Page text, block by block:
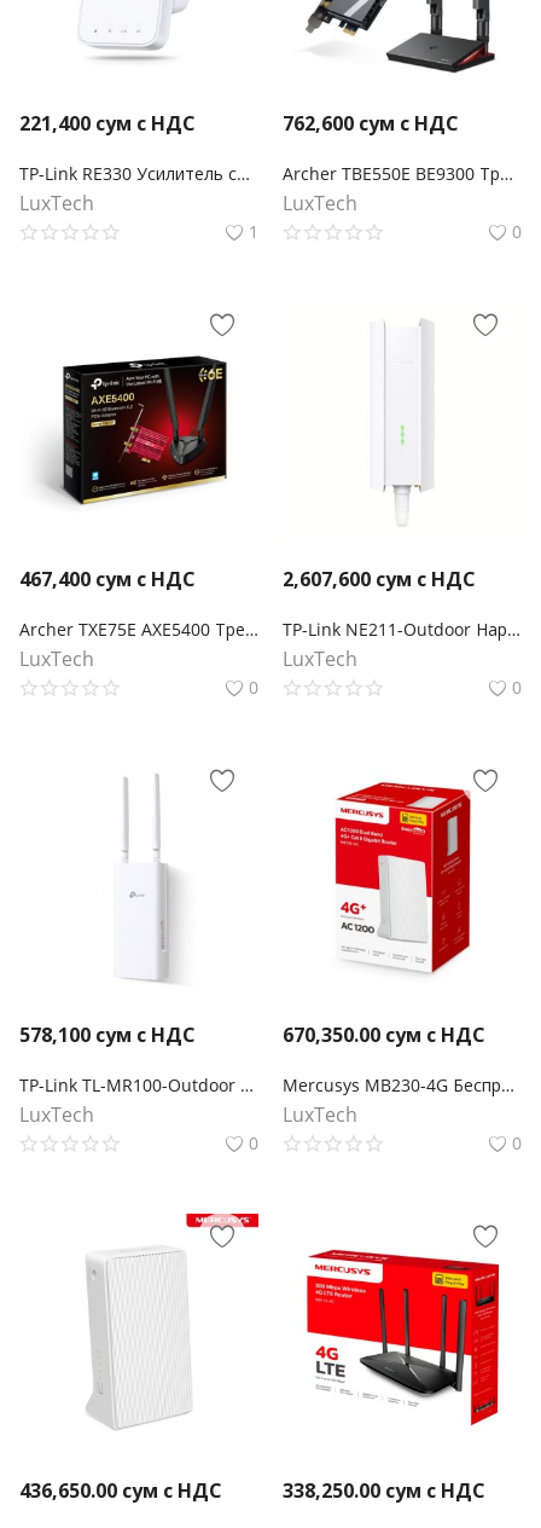
221,400 сум с НДС
TP-Link RE330 Усилитель сигнала Wi‑Fi AC1200 с поддержкой Mesh
LuxTech
1
762,600 сум с НДС
Archer TBE550E BE9300 Трехдиапазонный беспроводной PCI Express-адаптер Wi-Fi 7 с поддержкой Bluetooth 5.4
LuxTech
0
467,400 сум с НДС
Archer TXE75E AXE5400 Трехдиапазонный беспроводной PCI Express-адаптер Wi-Fi 6E с поддержкой Bluetooth 5.3
LuxTech
0
2,607,600 сум с НДС
TP-Link NE211-Outdoor Наружный шлюз 5G
LuxTech
0
578,100 сум с НДС
TP-Link TL-MR100-Outdoor N300 Наружный беспроводной 4G LTE маршрутизатор
LuxTech
0
670,350.00 сум с НДС
Mercusys MB230-4G Беспроводной двухдиапазонный гигабитный маршрутизатор 4G+ Cat6 AC1200
LuxTech
0
436,650.00 сум с НДС 338,250.00 сум с НДС